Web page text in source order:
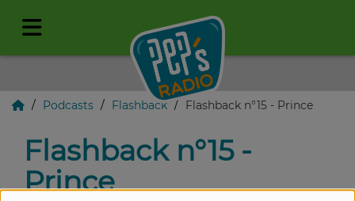
Podcasts Flashback Flashback n°15 - Prince
Flashback n°15 -
Prince